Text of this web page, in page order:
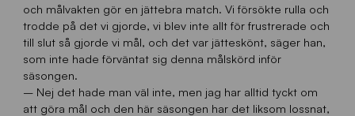
och målvakten gör en jättebra match. Vi försökte rulla och
trodde på det vi gjorde, vi blev inte allt för frustrerade och
till slut så gjorde vi mål, och det var jätteskönt, säger han,
som inte hade förväntat sig denna målskörd inför
säsongen.
– Nej det hade man väl inte, men jag har alltid tyckt om
att göra mål och den här säsongen har det liksom lossnat,